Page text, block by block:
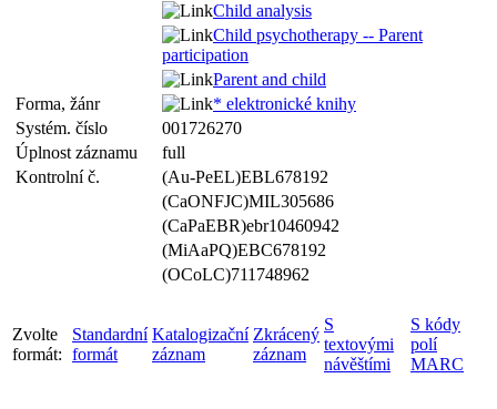
Child analysis
Child psychotherapy -- Parent
participation
Parent and child
Forma, žánr
* elektronické knihy
Systém. číslo
001726270
Úplnost záznamu
full
Kontrolní č.
(Au-PeEL)EBL678192
(CaONFJC)MIL305686
(CaPaEBR)ebr10460942
(MiAaPQ)EBC678192
(OCoLC)711748962
Zvolte
formát:
Standardní
formát
Katalogizační
záznam
Zkrácený
záznam
S
textovými
návěštími
S kódy
polí
MARC